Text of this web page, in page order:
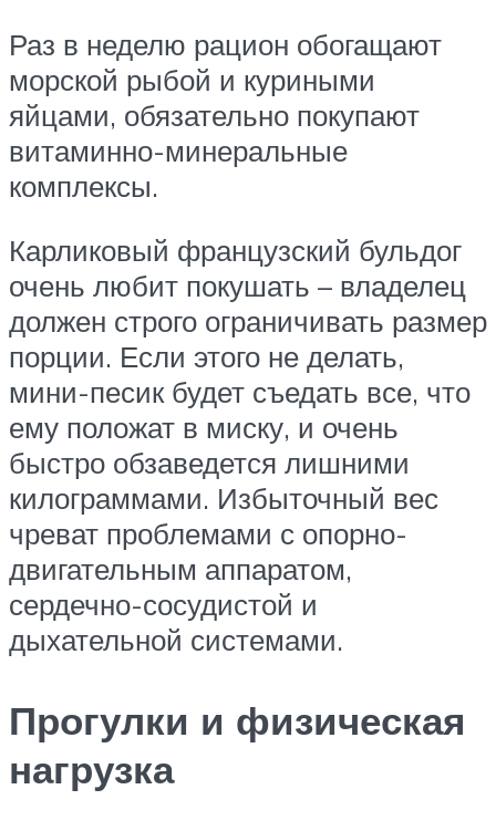
Раз в неделю рацион обогащают
морской рыбой и куриными
яйцами, обязательно покупают
витаминно-минеральные
комплексы.
Карликовый французский бульдог
очень любит покушать – владелец
должен строго ограничивать размер
порции. Если этого не делать,
мини-песик будет съедать все, что
ему положат в миску, и очень
быстро обзаведется лишними
килограммами. Избыточный вес
чреват проблемами с опорно-
двигательным аппаратом,
сердечно-сосудистой и
дыхательной системами.
Прогулки и физическая
нагрузка